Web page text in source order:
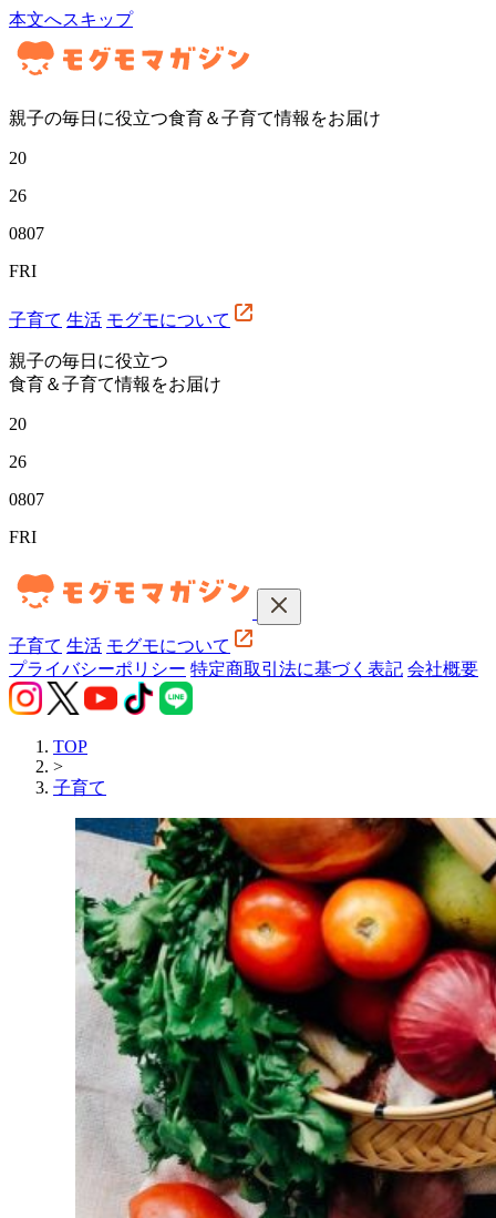
本文へスキップ
親子の毎日に役立つ食育＆子育て情報をお届け
20
26
0807
FRI
子育て 生活 モグモについて
親子の毎日に役立つ
食育＆子育て情報をお届け
20
26
0807
FRI
子育て 生活 モグモについて
プライバシーポリシー 特定商取引法に基づく表記 会社概要
TOP
>
子育て